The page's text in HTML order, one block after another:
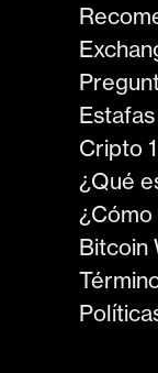
Cripto
¿Qué
¿Cómo
Bitcoin